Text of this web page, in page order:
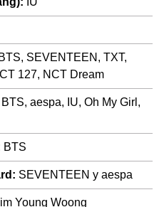
BTS, SEVENTEEN, TXT,
127, NCT Dream
BTS, aespa, IU, Oh My Girl,
BTS
SEVENTEEN y aespa
Young Woong